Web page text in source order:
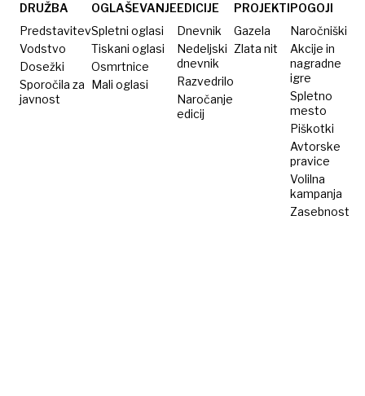
DRUŽBA
Predstavitev
Vodstvo
Dosežki
Sporočila za
javnost
OGLAŠEVANJE
Spletni oglasi
Tiskani oglasi
Osmrtnice
Mali oglasi
EDICIJE
Dnevnik
Nedeljski
dnevnik
Razvedrilo
Naročanje
edicij
PROJEKTI
Gazela
Zlata nit
POGOJI
Naročniški
Akcije in
nagradne
igre
Spletno
mesto
Piškotki
Avtorske
pravice
Volilna
kampanja
Zasebnost